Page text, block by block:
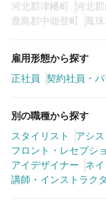
講師・インストラ
雇用形態
業務委託・フリー
詳細条件
河北郡津幡町
河北
鹿島郡中能登町
鳳
雇用形態から探す
正社員
契約社員・パ
別の職種から探す
スタイリスト
アシ
フロント・レセプシ
アイデザイナー
ネ
講師・インストラク